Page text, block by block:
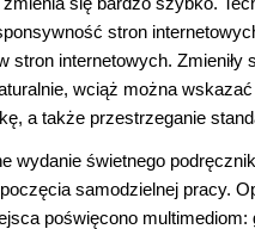
stron
stron internetowych.
wciąż można
a także przestrzeganie
wydanie świetnego
samodzielnej pracy.
poświęcono